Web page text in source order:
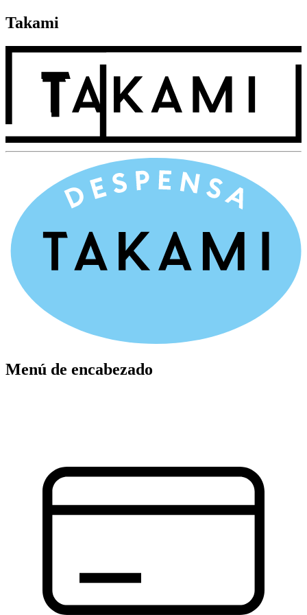
Takami
Menú de encabezado